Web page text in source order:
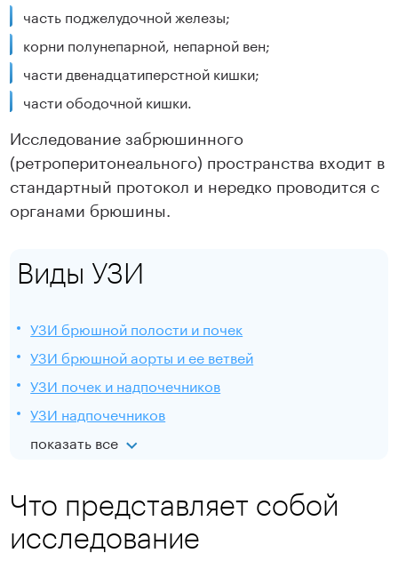
часть поджелудочной железы;
корни полунепарной, непарной вен;
части двенадцатиперстной кишки;
части ободочной кишки.
Исследование забрюшинного
(ретроперитонеального) пространства входит в
стандартный протокол и нередко проводится с
органами брюшины.
Виды УЗИ
УЗИ брюшной полости и почек
УЗИ брюшной аорты и ее ветвей
УЗИ почек и надпочечников
УЗИ надпочечников
показать все
Что представляет собой
исследование